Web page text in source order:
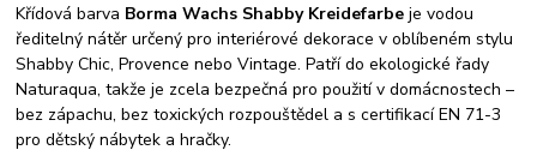
Křídová barva Borma Wachs Shabby Kreidefarbe je vodou
ředitelný nátěr určený pro interiérové dekorace v oblíbeném stylu
Shabby Chic, Provence nebo Vintage. Patří do ekologické řady
Naturaqua, takže je zcela bezpečná pro použití v domácnostech –
bez zápachu, bez toxických rozpouštědel a s certifikací EN 71-3
pro dětský nábytek a hračky.